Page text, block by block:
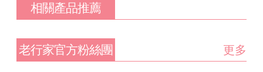
相關產品推薦
老行家官方粉絲團 更多